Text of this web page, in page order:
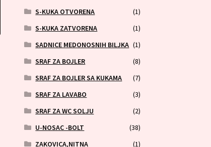
S-KUKA OTVORENA
(1)
S-KUKA ZATVORENA
(1)
SADNICE MEDONOSNIH BILJKA (1)
SRAF ZA BOJLER
(8)
SRAF ZA BOJLER SA KUKAMA
(7)
SRAF ZA LAVABO
(3)
SRAF ZA WC SOLJU
(2)
U-NOSAC -BOLT
(38)
ZAKOVICA,NITNA
(1)